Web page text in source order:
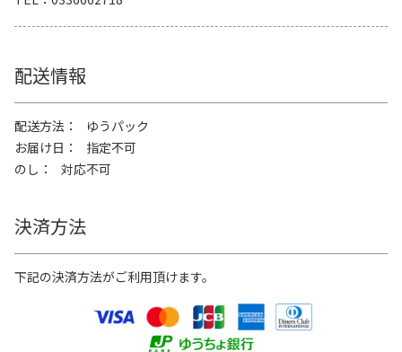
配送情報
配送方法
ゆうパック
お届け日
指定不可
のし
対応不可
決済方法
下記の決済方法がご利用頂けます。